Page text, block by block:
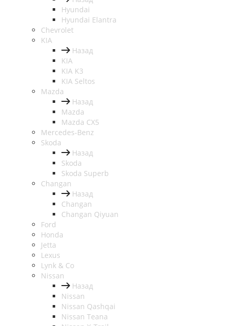
Hyundai
Hyundai Elantra
Chevrolet
KIA
Назад
KIA
KIA K3
KIA Seltos
Mazda
Назад
Mazda
Mazda CX5
Mercedes-Benz
Skoda
Назад
Skoda
Skoda Superb
Changan
Назад
Changan
Changan Qiyuan
Ford
Honda
Jetta
Lexus
Lynk & Co
Nissan
Назад
Nissan
Nissan Qashqai
Nissan Teana